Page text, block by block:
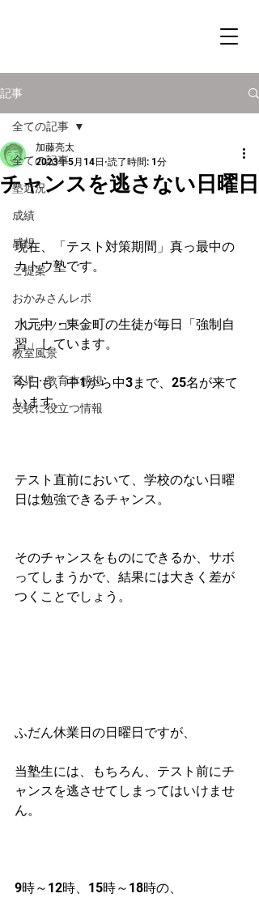
記事
全ての記事
塾近況
成績
感想
ご提案
おかみさんレポ
「レッツゴー」
教室風景
育児・教育本感想
受験に役立つ情報
全ての記事
チャンスを逃さない日曜日
加藤亮太
2023年5月14日 読了時間: 1分
現在、「テスト対策期間」真っ最中の
カトウ塾です。
水元中・東金町の生徒が毎日「強制自
習」しています。
今日も、中1から中3まで、25名が来て
います。
テスト直前において、学校のない日曜
日は勉強できるチャンス。
そのチャンスをものにできるか、サボ
ってしまうかで、結果には大きく差が
つくことでしょう。
ふだん休業日の日曜日ですが、
当塾生には、もちろん、テスト前にチ
ャンスを逃させてしまってはいけませ
ん。
9時～12時、15時～18時の、